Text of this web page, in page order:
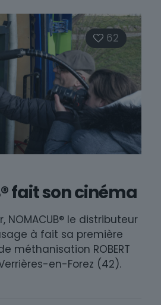
62
fait son cinéma
NOMACUB® le distributeur
à fait sa première
méthanisation ROBERT
Verrières-en-Forez (42).